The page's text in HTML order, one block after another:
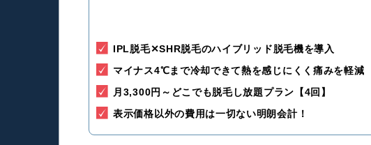
IPL脱毛✕SHR脱毛のハイブリッド脱毛機を導入
マイナス4℃まで冷却できて熱を感じにくく痛みを軽減
月3,300円～どこでも脱毛し放題プラン【4回】
表示価格以外の費用は一切ない明朗会計！